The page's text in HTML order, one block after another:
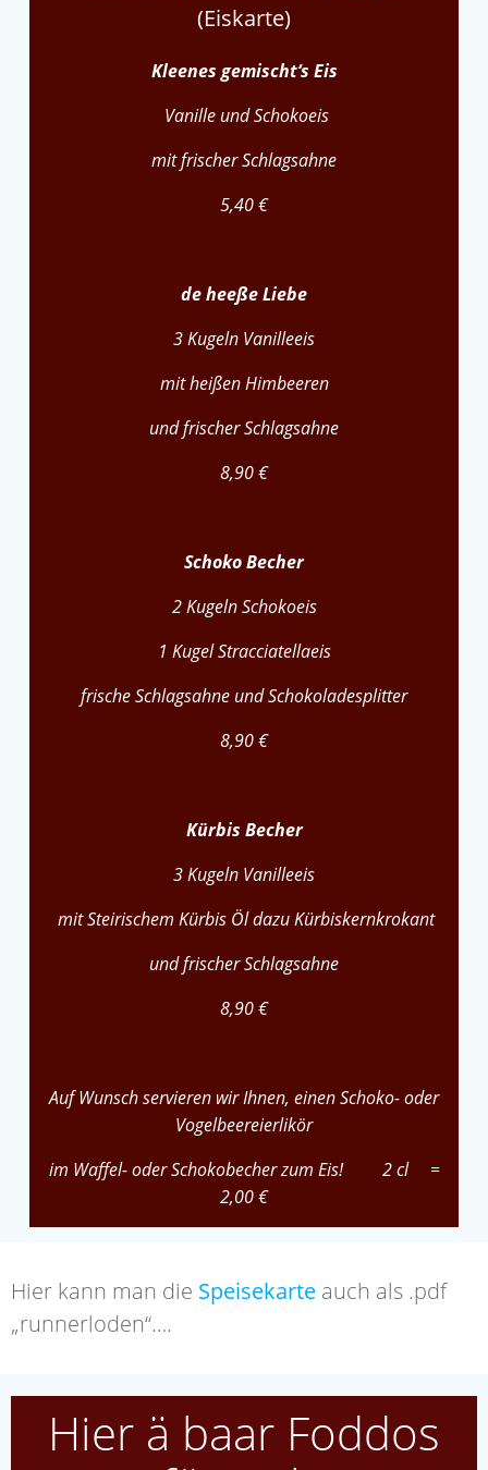
(Eiskarte)
Kleenes gemischt‘s Eis
Vanille und Schokoeis
mit frischer Schlagsahne
5,40 €
de heeße Liebe
3 Kugeln Vanilleeis
mit heißen Himbeeren
und frischer Schlagsahne
8,90 €
Schoko Becher
2 Kugeln Schokoeis
1 Kugel Stracciatellaeis
frische Schlagsahne und Schokoladesplitter
8,90 €
Kürbis Becher
3 Kugeln Vanilleeis
mit Steirischem Kürbis Öl dazu Kürbiskernkrokant
und frischer Schlagsahne
8,90 €
Auf Wunsch servieren wir Ihnen, einen Schoko- oder
Vogelbeereierlikör
im Waffel- oder Schokobecher zum Eis! 2 cl =
2,00 €
Hier kann man die Speisekarte auch als .pdf
„runnerloden“….
Hier ä baar Foddos